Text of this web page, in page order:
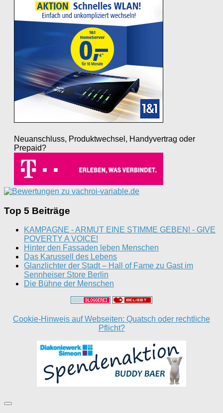
Neuanschluss, Produktwechsel, Handyvertrag oder
Prepaid?
Top 5 Beiträge
KAMPAGNE - ARMUT EINE STIMME GEBEN! - GIVE
POVERTY A VOICE!
Hinter den Fassaden leben Menschen
Das Karussell des Lebens
Glanzlichter der Stadt – Hall of Fame zu Gast im
Sennheiser Store Berlin
Die Bühne der Menschen
Cookie-Hinweis auf Webseiten: Quatsch oder rechtliche
Pflicht?